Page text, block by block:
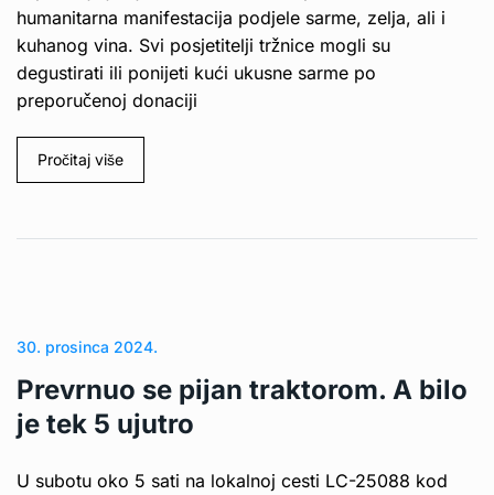
humanitarna manifestacija podjele sarme, zelja, ali i
kuhanog vina. Svi posjetitelji tržnice mogli su
degustirati ili ponijeti kući ukusne sarme po
preporučenoj donaciji
Pročitaj više
30. prosinca 2024.
Prevrnuo se pijan traktorom. A bilo
je tek 5 ujutro
U subotu oko 5 sati na lokalnoj cesti LC-25088 kod